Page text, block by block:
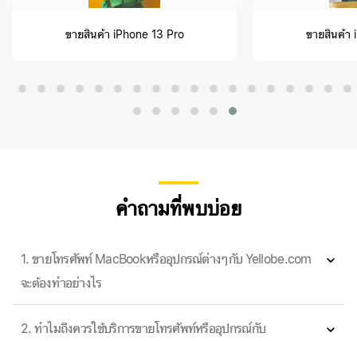
ขายสินค้า iPhone 13 Pro ขายสินค้า
คำถามที่พบบ่อย
1. ขายโทรศัพท์ MacBookหรืออุปกรณ์ต่างๆกับ Yellobe.com
จะต้องทำอย่างไร
2. ทำไมถึงควรใช้บริการขายโทรศัพท์หรืออุปกรณ์กับ